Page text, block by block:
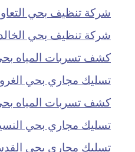
شركة تنظيف بحي
شركة تنظيف بحي
كشف تسربات المياه
تسليك مجاري بحي
كشف تسربات المياه
تسليك مجاري بحي
تسليك مجاري بحي